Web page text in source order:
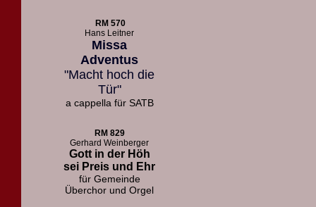
RM 570
Hans Leitner
Missa
Adventus
"Macht hoch die
Tür"
a cappella für SATB
RM 829
Gerhard Weinberger
Gott in der Höh
sei Preis und Ehr
für Gemeinde
Überchor und Orgel